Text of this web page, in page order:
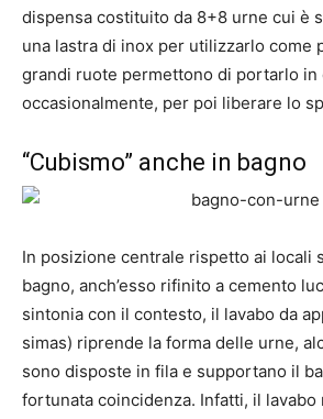
dispensa costituito da 8+8 urne cui è
una lastra di inox per utilizzarlo come
grandi ruote permettono di portarlo in
occasionalmente, per poi liberare lo
“Cubismo” anche in bagno
In posizione centrale rispetto ai locali
bagno, anch’esso rifinito a cemento
sintonia con il contesto, il lavabo da
simas) riprende la forma delle urne,
sono disposte in fila e supportano il
fortunata coincidenza. Infatti, il lavabo